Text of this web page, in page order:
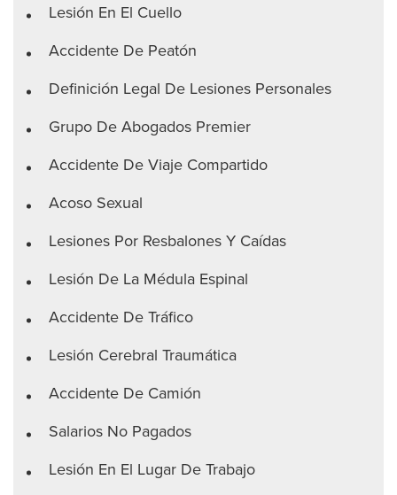
Lesión En El Cuello
Accidente De Peatón
Definición Legal De Lesiones Personales
Grupo De Abogados Premier
Accidente De Viaje Compartido
Acoso Sexual
Lesiones Por Resbalones Y Caídas
Lesión De La Médula Espinal
Accidente De Tráfico
Lesión Cerebral Traumática
Accidente De Camión
Salarios No Pagados
Lesión En El Lugar De Trabajo